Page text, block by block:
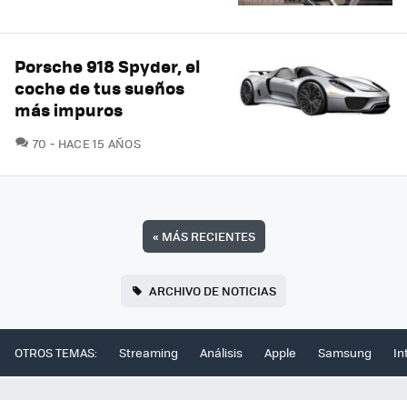
Porsche 918 Spyder, el
coche de tus sueños
más impuros
70 COMENTARIOS
HACE 15 AÑOS
« MÁS RECIENTES
ARCHIVO DE NOTICIAS
OTROS TEMAS: Streaming Análisis Apple Samsung